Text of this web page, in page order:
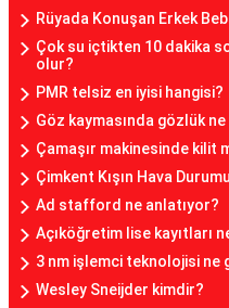
Rüyada Konuşan Erkek
Çok su içtikten 10 dakika
olur?
PMR telsiz en iyisi hangisi?
Göz kaymasında gözlük
Çamaşır makinesinde kilit
Çimkent Kışın Hava
Ad stafford ne anlatıyor?
Açıköğretim lise kayıtları
3 nm işlemci teknolojisi ne
Wesley Sneijder kimdir?